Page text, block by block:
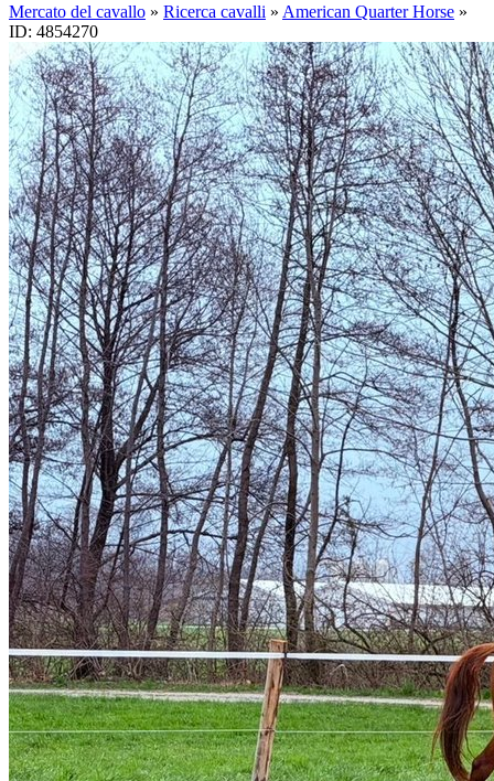
Mercato del cavallo » Ricerca cavalli » American Quarter Horse »
ID: 4854270